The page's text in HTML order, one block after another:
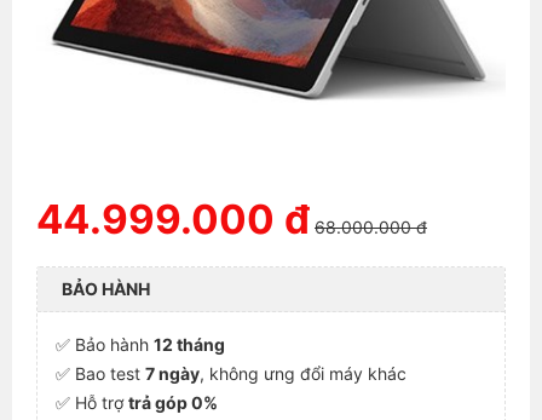
44.999.000 đ 68.000.000 đ
BẢO HÀNH
✅ Bảo hành 12 tháng
✅ Bao test 7 ngày, không ưng đổi máy khác
✅ Hỗ trợtrả góp 0%